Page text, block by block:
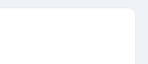
de disfrutar del agua y, si buscas